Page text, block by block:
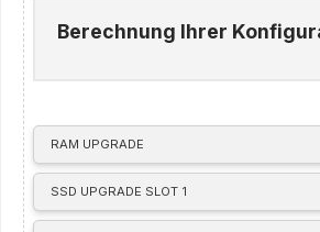
RAM UPGRADE
SSD UPGRADE SLOT 1
Berechnung Ihrer